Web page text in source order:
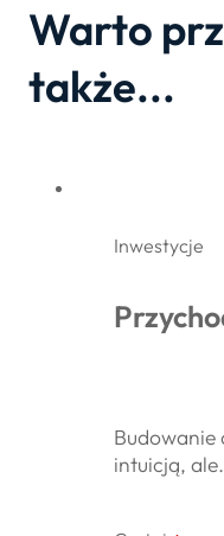
Warto
także...
Inwestycje
Budowanie
intuicją,